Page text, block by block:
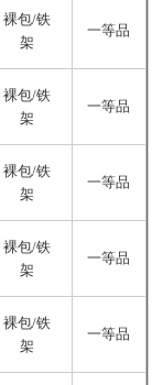
裸包/铁
架
一等品
裸包/铁
架
一等品
裸包/铁
架
一等品
裸包/铁
架
一等品
裸包/铁
架
一等品